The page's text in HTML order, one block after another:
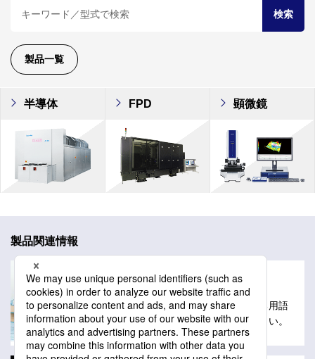
検索
製品一覧
半導体 FPD 顕微鏡
製品関連情報
用語解説
レーザーテックの製品や技術に関する用語
解説を掲載しています。ご活用ください。